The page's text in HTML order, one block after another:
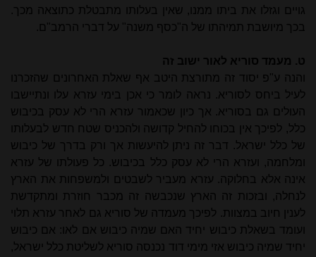
גויים וגזלו את ביתו ממנו, שאין בעלותו מתבטלת כתוצאה מכך.
בכך מיושבת תמיהתו של ה"כסף משנה" על דברי הרמב"ם.
ט. מעמד סוריא לאור ישוב זה
והנה ע"פ יסוד זה מתורצת היטב אף שאלת האחרונים שהזכרנו
לעיל ביחס לסוריא. נראה לומר כי אכן בימי עזרא עלו ונתיישבו
העולים גם בסוריא. אך כיון שכאמור עזרא הרי לא עסק בכיבוש
כלל, לפיכך אין בכוחו להחיל קדושה ולהכניס שטח חדש לבעלותו
של כלל ישראל. דבר זה ניתן להיעשות אך ורק בדרך של כיבוש
ומלחמה, ועזרא הרי לא עסק כלל בכיבוש. כל פעולתו של עזרא
אינה אלא בחלוקה. עזרא מעביר לשבטים ולמשפחות את הארץ
לנחלה, ובזכות זה הארץ שנכבשה זה מכבר חוזרת ומתקדשת
לענין חיוב במצוות. לפיכך מעמדה של סוריא גם לאחר עזרא תלוי
ועומד בשאלת כיבוש יחיד האם שמיה כיבוש אם לאו: אם כיבוש
יחיד שמיה כיבוש אזי מימי דוד נכנסה סוריא לשליטת כלל ישראל,